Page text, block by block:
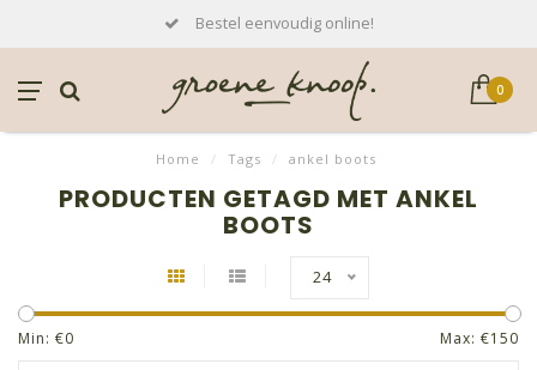
Bestel eenvoudig online!
0
Home / Tags / ankel boots
PRODUCTEN GETAGD MET ANKEL
BOOTS
24
Min: €0 Max: €150